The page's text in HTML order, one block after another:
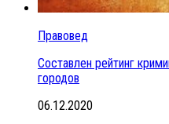
Правовед
Составлен рейтинг
городов
06.12.2020